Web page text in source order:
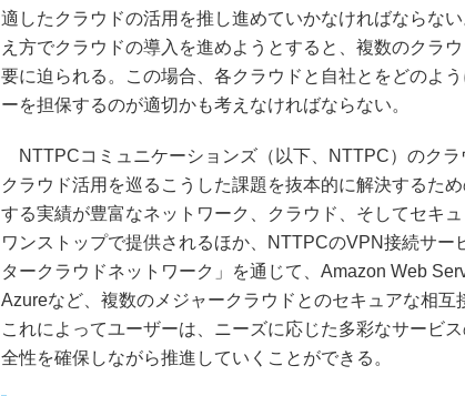
適したクラウドの活用を推し進めていかなければならな
え方でクラウドの導入を進めようとすると、複数のクラ
要に迫られる。この場合、各クラウドと自社とをどのよ
ーを担保するのが適切かも考えなければならない。
NTTPCコミュニケーションズ（以下、NTTPC）のクラ
クラウド活用を巡るこうした課題を抜本的に解決するた
する実績が豊富なネットワーク、クラウド、そしてセキ
ワンストップで提供されるほか、NTTPCのVPN接続サー
タークラウドネットワーク」を通じて、Amazon Web
Azureなど、複数のメジャークラウドとのセキュアな相互
これによってユーザーは、ニーズに応じた多彩なサービ
全性を確保しながら推進していくことができる。